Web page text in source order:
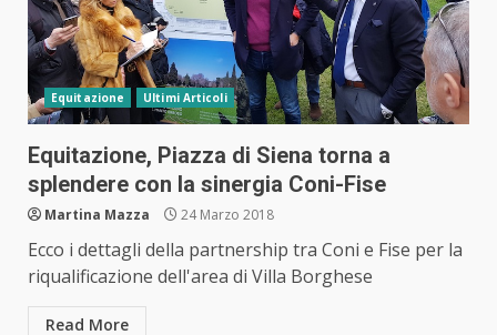
Equitazione Ultimi Articoli
Equitazione, Piazza di Siena torna a
splendere con la sinergia Coni-Fise
Martina Mazza 24 Marzo 2018
Ecco i dettagli della partnership tra Coni e Fise per la
riqualificazione dell'area di Villa Borghese
Read More